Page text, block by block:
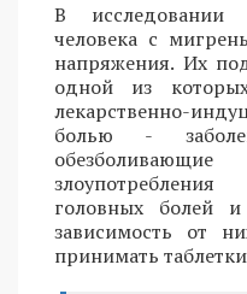
В исследовании
человека с
напряжения. Их
одной из
лекарственно-
болью -
головных болей
зависимость от
принимать